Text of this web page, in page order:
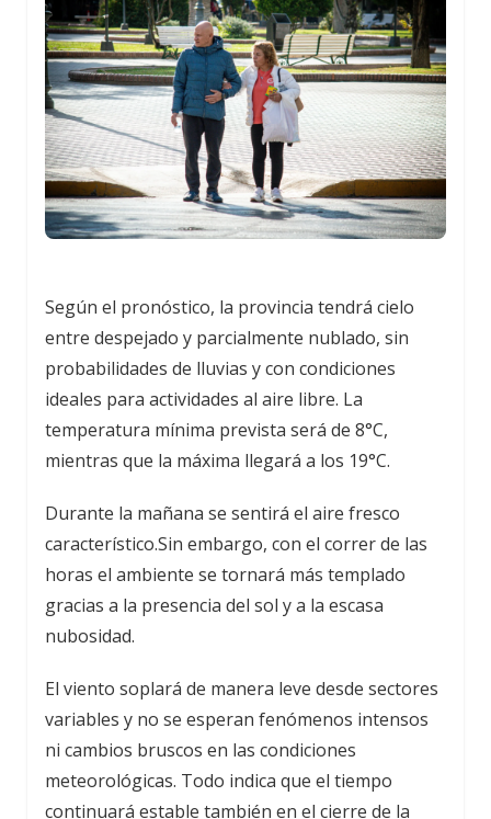
Según el pronóstico, la provincia tendrá cielo
entre despejado y parcialmente nublado, sin
probabilidades de lluvias y con condiciones
ideales para actividades al aire libre. La
temperatura mínima prevista será de 8°C,
mientras que la máxima llegará a los 19°C.
Durante la mañana se sentirá el aire fresco
característico.Sin embargo, con el correr de las
horas el ambiente se tornará más templado
gracias a la presencia del sol y a la escasa
nubosidad.
El viento soplará de manera leve desde sectores
variables y no se esperan fenómenos intensos
ni cambios bruscos en las condiciones
meteorológicas. Todo indica que el tiempo
continuará estable también en el cierre de la